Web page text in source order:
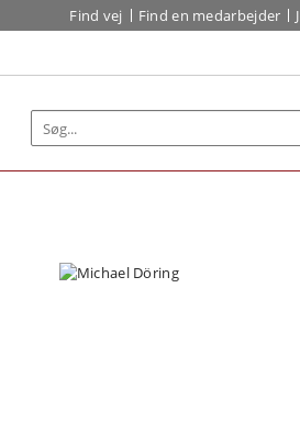
Find vej Find en medarbejder